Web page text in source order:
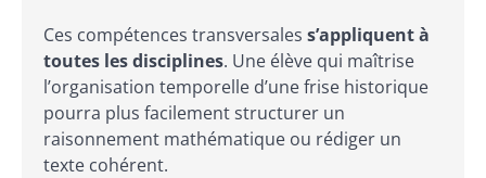
Ces compétences transversales s’appliquent à
toutes les disciplines. Une élève qui maîtrise
l’organisation temporelle d’une frise historique
pourra plus facilement structurer un
raisonnement mathématique ou rédiger un
texte cohérent.